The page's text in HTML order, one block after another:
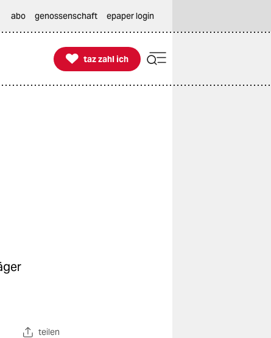
abo genossenschaft epaper login

taz zahl ich
taz zahl ich
teilen